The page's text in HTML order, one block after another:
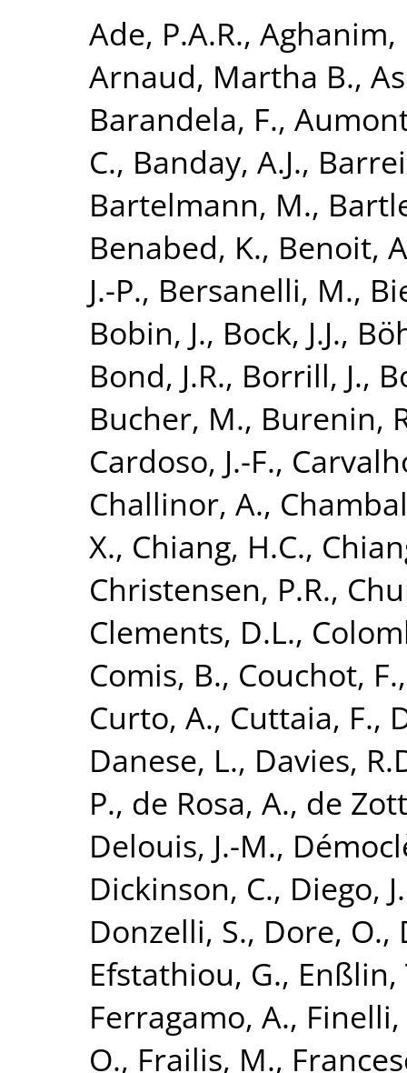
Ade, P.A.R., Aghanim,
Arnaud, Martha B.,
Barandela, F.,
C., Banday, A.J.,
Bartelmann, M.,
Benabed, K., Benoit,
J.-P., Bersanelli, M.,
Bobin, J., Bock, J.J.,
Bond, J.R., Borrill, J.,
Bucher, M., Burenin,
Cardoso, J.-F.,
Challinor, A.,
X., Chiang, H.C.,
Christensen, P.R.,
Clements, D.L.,
Comis, B., Couchot, F.
Curto, A., Cuttaia, F.,
Danese, L., Davies,
P., de Rosa, A., de
Delouis, J.-M.,
Dickinson, C., Diego,
Donzelli, S., Dore, O.,
Efstathiou, G., Enßlin,
Ferragamo, A., Finelli,
O., Frailis, M.,